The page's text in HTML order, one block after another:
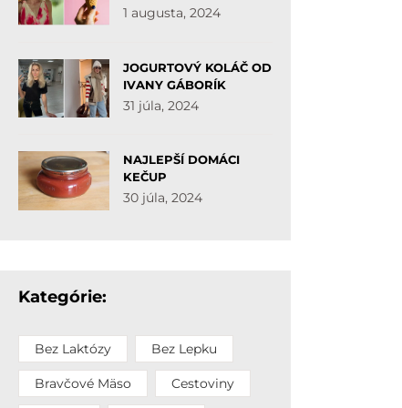
1 augusta, 2024
JOGURTOVÝ KOLÁČ OD
IVANY GÁBORÍK
31 júla, 2024
NAJLEPŠÍ DOMÁCI
KEČUP
30 júla, 2024
Kategórie:
Bez Laktózy Bez Lepku
Bravčové Mäso Cestoviny